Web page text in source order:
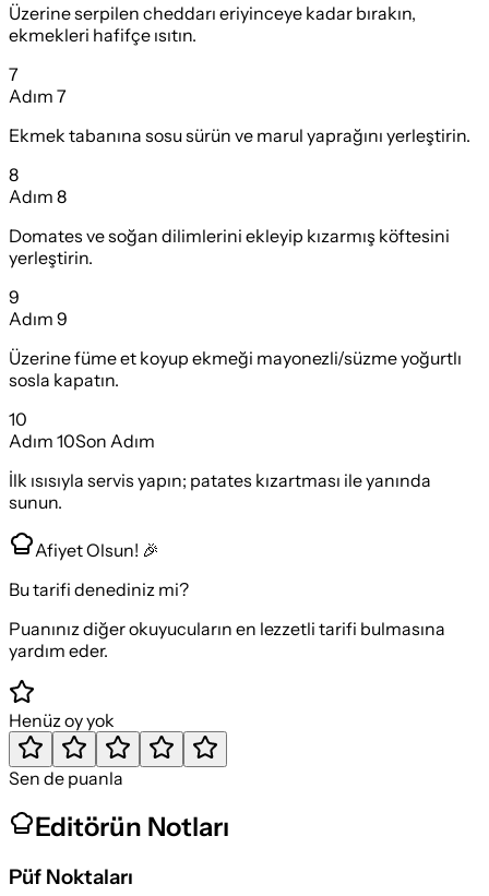
Üzerine serpilen cheddarı eriyinceye kadar bırakın,
ekmekleri hafifçe ısıtın.
7
Adım 7
Ekmek tabanına sosu sürün ve marul yaprağını yerleştirin.
8
Adım 8
Domates ve soğan dilimlerini ekleyip kızarmış köftesini
yerleştirin.
9
Adım 9
Üzerine füme et koyup ekmeği mayonezli/süzme yoğurtlı
sosla kapatın.
10
Adım 10Son Adım
İlk ısısıyla servis yapın; patates kızartması ile yanında
sunun.
Afiyet Olsun! 🎉
Bu tarifi denediniz mi?
Puanınız diğer okuyucuların en lezzetli tarifi bulmasına
yardım eder.
Henüz oy yok
Sen de puanla
Editörün Notları
Püf Noktaları